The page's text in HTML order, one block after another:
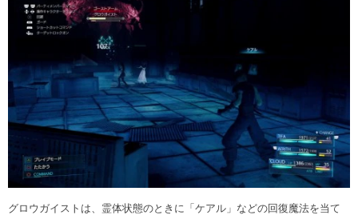
グロウガイストは、霊体状態のときに「ケアル」などの回復魔法を当て